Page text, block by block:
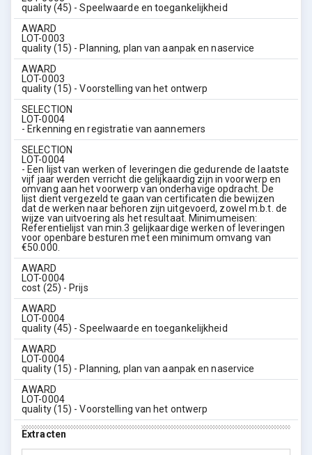
quality (45) - Speelwaarde en toegankelijkheid
AWARD
LOT-0003
quality (15) - Planning, plan van aanpak en naservice
AWARD
LOT-0003
quality (15) - Voorstelling van het ontwerp
SELECTION
LOT-0004
- Erkenning en registratie van aannemers
SELECTION
LOT-0004
- Een lijst van werken of leveringen die gedurende de laatste
vijf jaar werden verricht die gelijkaardig zijn in voorwerp en
omvang aan het voorwerp van onderhavige opdracht. De
lijst dient vergezeld te gaan van certificaten die bewijzen
dat de werken naar behoren zijn uitgevoerd, zowel m.b.t. de
wijze van uitvoering als het resultaat. Minimumeisen:
Referentielijst van min.3 gelijkaardige werken of leveringen
voor openbare besturen met een minimum omvang van
€50.000.
AWARD
LOT-0004
cost (25) - Prijs
AWARD
LOT-0004
quality (45) - Speelwaarde en toegankelijkheid
AWARD
LOT-0004
quality (15) - Planning, plan van aanpak en naservice
AWARD
LOT-0004
quality (15) - Voorstelling van het ontwerp
Extracten